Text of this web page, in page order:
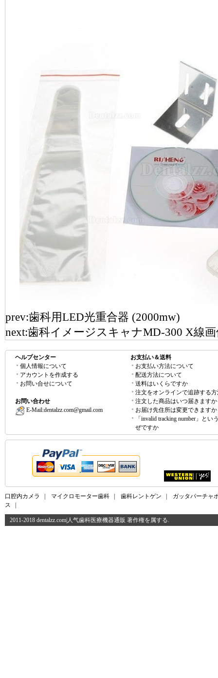
prev:歯科用LED光重合器 (2000mw)
next:歯科イメージスキャナMD-300 X線
ヘルプセンター
個人情報について
アカウントを作成する
お問い合せについて
お問い合わせ
E-Mail:dentalzz.com@gmail.com
お支払い＆送料
お支払い方法について
配送方法について
送料はいくらですか
注文をオンラインで追跡する
注文した商品はいつ届きますか
お届け先住所は変更できますか
「invalid tracking number」とい
ぜですか
口腔内カメラ マイクロモーター歯科 歯科レントゲン
ガッタパーチャ
ス
2011-2018 dentalzz.com|人气歯科医療機器通販 著作権を属する.